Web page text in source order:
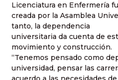
Licenciatura en Enfermería
creada por la Asamblea
tanto, la dependencia
universitaria da cuenta de
movimiento y construcción.
“Tenemos pensado como
universidad, pensar las